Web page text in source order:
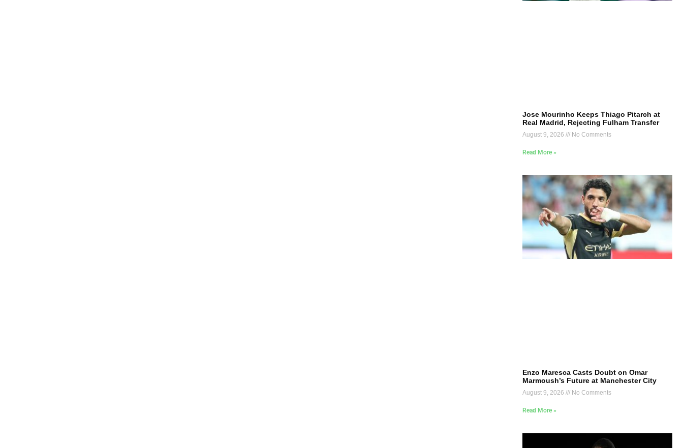
Jose Mourinho Keeps Thiago Pitarch at
Real Madrid, Rejecting Fulham Transfer
August 9, 2026 No Comments
Read More »
Enzo Maresca Casts Doubt on Omar
Marmoush’s Future at Manchester City
August 9, 2026 No Comments
Read More »